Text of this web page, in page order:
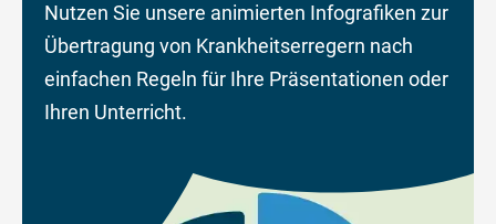
Nutzen Sie unsere animierten Infografiken zur
Übertragung von Krankheitserregern nach
einfachen Regeln für Ihre Präsentationen oder
Ihren Unterricht.